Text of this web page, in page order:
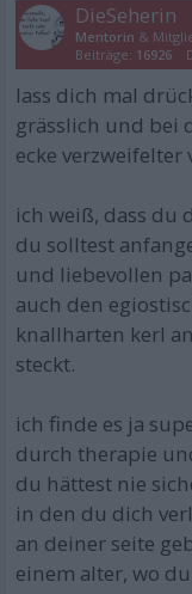
DieSeherin
Mentorin &
Beiträge: 16926
lass dich mal
grässlich und bei
ecke verzweifelter
ich weiß, dass du
du solltest
und liebevollen
auch den
knallharten kerl
steckt.
ich finde es ja
durch therapie
du hättest nie
in den du dich
an deiner seite
einem alter, wo